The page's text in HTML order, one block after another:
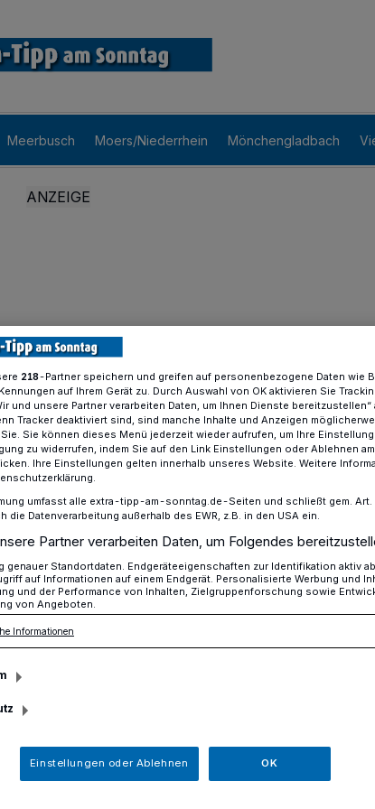
Meerbusch Moers/Niederrhein Mönchengladbach
Markierungsarbeiten
wegen
streifigen Ausbaus der A57 zwischen
und der Anschlussstelle Krefeld-
Anschlussstelle Krefeld-Zentrum und
Samstag (8.6.), 6 Uhr, bis Sonntag
in Fahrtrichtung Köln.
218-Partner speichern und greifen auf personenbezogene Daten wie
auf Ihrem Gerät zu. Durch Auswahl von OK aktivieren Sie
und unsere Partner verarbeiten Daten, um Ihnen Dienste
Tracker deaktiviert sind, sind manche Inhalte und Anzeigen
Sie können dieses Menü jederzeit wieder aufrufen, um Ihre
zu widerrufen, indem Sie auf den Link Einstellungen oder Ablehnen
Ihre Einstellungen gelten innerhalb unseres Website. Weitere
umfasst alle extra-tipp-am-sonntag.de-Seiten und schließt gem. Art.
die Datenverarbeitung außerhalb des EWR, z.B. in den USA ein.
Partner verarbeiten Daten, um Folgendes
genauer Standortdaten. Endgeräteeigenschaften zur Identifikation aktiv
auf Informationen auf einem Endgerät. Personalisierte Werbung und
und der Performance von Inhalten, Zielgruppenforschung sowie
von Angeboten.
Informationen
Einstellungen oder Ablehnen OK